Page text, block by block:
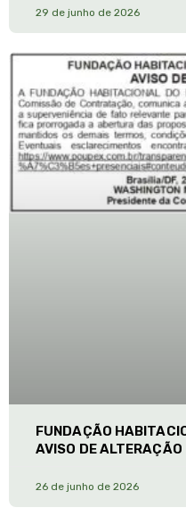
29 de junho de 2026
FUNDAÇÃO
AVISO DE ALTERAÇÃO
26 de junho de 2026